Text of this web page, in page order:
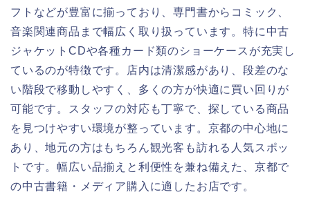
フトなどが豊富に揃っており、専門書からコミック、
音楽関連商品まで幅広く取り扱っています。特に中古
ジャケットCDや各種カード類のショーケースが充実し
ているのが特徴です。店内は清潔感があり、段差のな
い階段で移動しやすく、多くの方が快適に買い回りが
可能です。スタッフの対応も丁寧で、探している商品
を見つけやすい環境が整っています。京都の中心地に
あり、地元の方はもちろん観光客も訪れる人気スポッ
トです。幅広い品揃えと利便性を兼ね備えた、京都で
の中古書籍・メディア購入に適したお店です。